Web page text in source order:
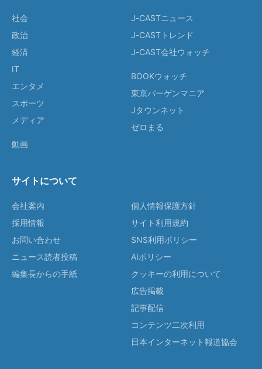
社会
政治
経済
IT
エンタメ
スポーツ
メディア
動画
J-CASTニュース
J-CASTトレンド
J-CAST会社ウォッチ
BOOKウォッチ
東京バーゲンマニア
Jタウンネット
ゼロまる
サイトについて
会社案内
採用情報
お問い合わせ
ニュース読者投稿
編集長からの手紙
個人情報保護方針
サイト利用規約
SNS利用ポリシー
AIポリシー
クッキーの利用について
広告掲載
記事配信
コンテンツ二次利用
日本インターネット報道協会